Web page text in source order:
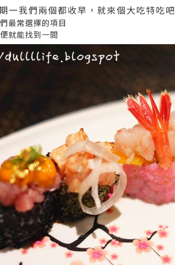
一我們兩個都收早，就來個大吃特吃吧
最常選擇的項目
就能找到一間